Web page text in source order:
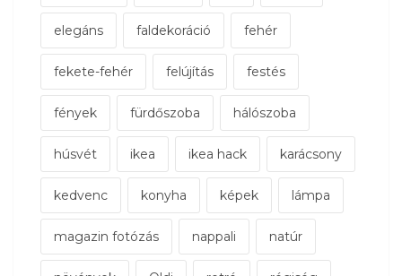
elegáns faldekoráció fehér
fekete-fehér felújítás festés
fények fürdőszoba hálószoba
húsvét ikea ikea hack karácsony
kedvenc konyha képek lámpa
magazin fotózás nappali natúr